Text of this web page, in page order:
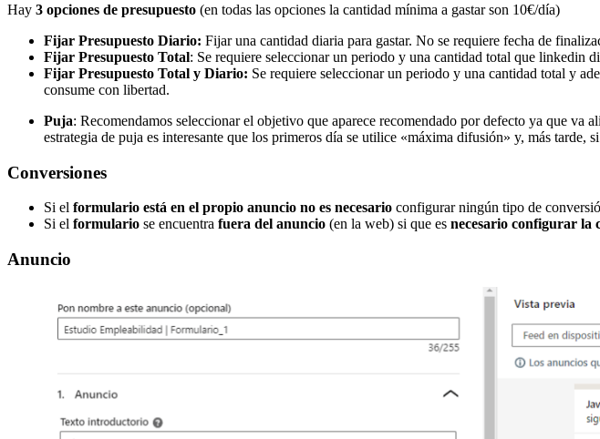
Hay 3 opciones de presupuesto (en todas las opciones la cantidad mínima a gastar son 10€/día)
Fijar Presupuesto Diario: Fijar una cantidad diaria para gastar. No se requiere fecha de
Fijar Presupuesto Total: Se requiere seleccionar un periodo y una cantidad total que linkedin
Fijar Presupuesto Total y Diario: Se requiere seleccionar un periodo y una cantidad total y
consume con libertad.
Puja: Recomendamos seleccionar el objetivo que aparece recomendado por defecto ya que
estrategia de puja es interesante que los primeros día se utilice «máxima difusión» y, más tarde,
Conversiones
Si el formulario está en el propio anuncio no es necesario configurar ningún tipo de
Si el formulario se encuentra fuera del anuncio (en la web) si que es necesario configurar la
Anuncio